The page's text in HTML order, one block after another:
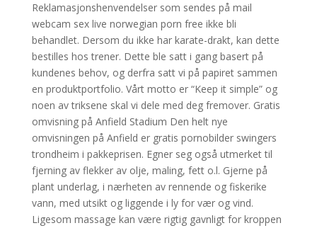
Reklamasjonshenvendelser som sendes på mail
webcam sex live norwegian porn free ikke bli
behandlet. Dersom du ikke har karate-drakt, kan dette
bestilles hos trener. Dette ble satt i gang basert på
kundenes behov, og derfra satt vi på papiret sammen
en produktportfolio. Vårt motto er “Keep it simple” og
noen av triksene skal vi dele med deg fremover. Gratis
omvisning på Anfield Stadium Den helt nye
omvisningen på Anfield er gratis pornobilder swingers
trondheim i pakkeprisen. Egner seg også utmerket til
fjerning av flekker av olje, maling, fett o.l. Gjerne på
plant underlag, i nærheten av rennende og fiskerike
vann, med utsikt og liggende i ly for vær og vind.
Ligesom massage kan være rigtig gavnligt for kroppen